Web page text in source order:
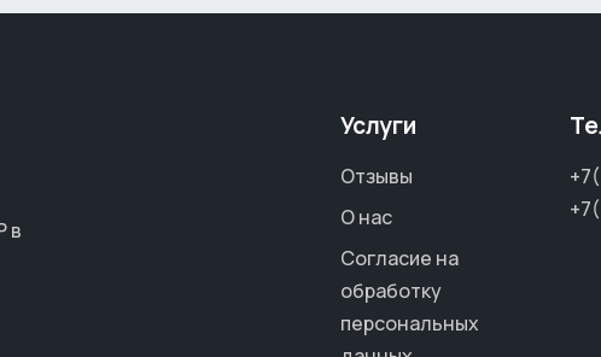
в
Услуги
Отзывы
О нас
Согласие на
обработку
персональных